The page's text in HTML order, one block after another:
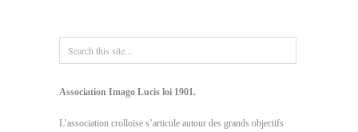
Association Imago Lucis loi 1901.
L’association crolloise s’articule autour des grands objectifs